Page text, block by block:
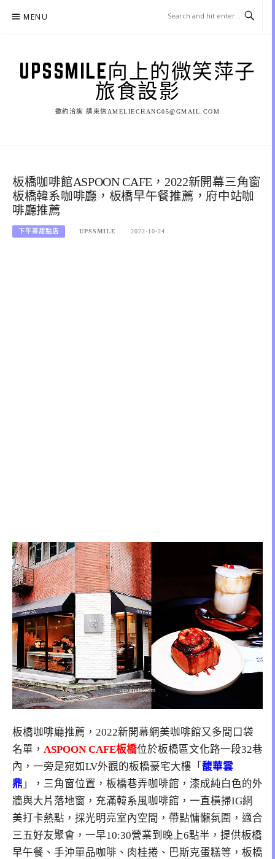
MENU
UPSSMILE向上的微笑萍子
旅食設影
邀約洽詢 請來信AMELIECHANG05@GMAIL.COM
板橋咖啡館ASPOON CAFE，2022新開幕三角窗
板橋韓系咖啡廳，板橋早午餐推薦，府中站咖
啡廳推薦
下午茶甜點店 UPSSMILE 2022-10-24
板橋咖啡廳推薦，2022新開幕網美咖啡館又多間口袋
名單， ASPOON CAFE板橋位於板橋區文化路一段32巷
內 ，一旁是宛如LV外觀的板橋豪宅大樓「 馥華雲
鼎 」，三角窗位置，板橋巷弄咖啡館，漆成純白色的外
牆與大片落地窗，充滿韓系風咖啡館，一直橫掃IG網
美打卡熱點，採光明亮室內空間，帶點慵懶氛圍，適合
三五好友聚會，一早10:30營業到晚上6點半，提供板橋
早午餐、手沖單品咖啡、肉桂捲、巴斯克蛋糕等，板橋